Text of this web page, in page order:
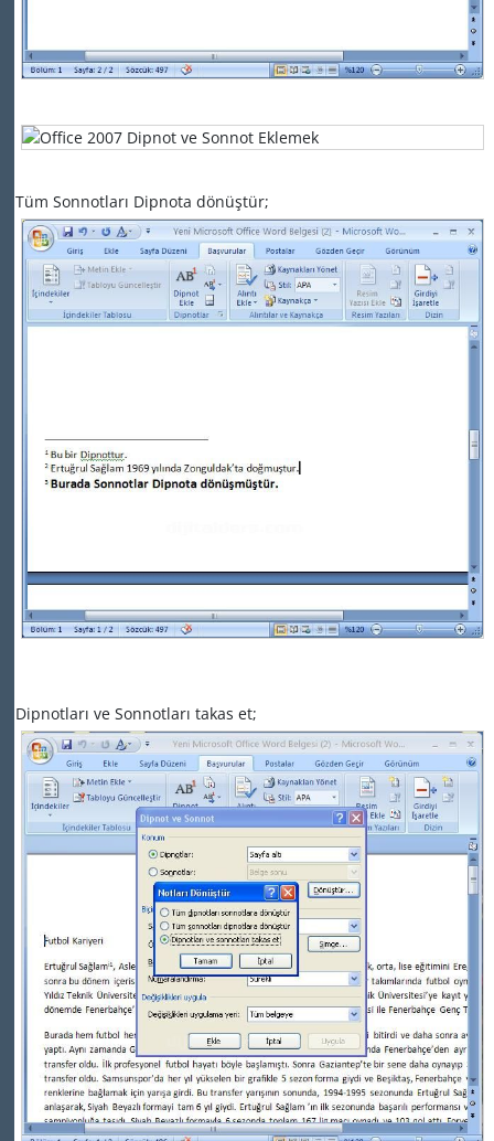
Tüm Sonnotları Dipnota dönüştür;
Dipnotları ve Sonnotları takas et;